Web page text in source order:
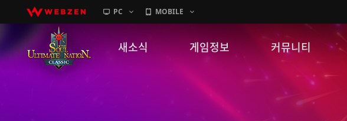
PC MOBILE
새소식 게임정보
세계관
캐릭터소개
커뮤니티
자유게시판
이미지게시판